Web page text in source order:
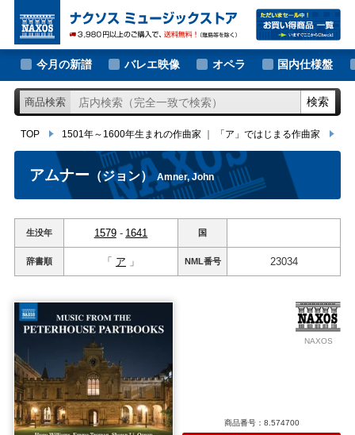
大作曲家の新譜
著名作曲家の新譜
マイナー作曲家の新譜
月別新譜一覧
今月の新譜 バレエ映像 オペラ 国内仕様盤
商品検索 検索
TOP 1501年～1600年生まれの作曲家 「ア」ではじまる作曲家
TOP 1501年～1600年生まれの作曲家 ｜「ア」ではじまる作曲家
アムナー （ジョン） Amner, John
生没年 1579 - 1641 国
辞書順 「 ア 」 NML番号 23034
NAXOS
商品番号：8.574700